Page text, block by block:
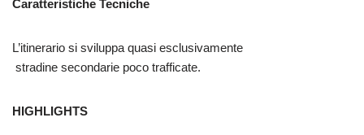
Caratteristiche Tecniche
L’itinerario si sviluppa quasi esclusivamente
stradine secondarie poco trafficate.
HIGHLIGHTS